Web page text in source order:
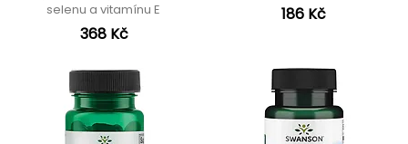
selenu a vitamínu E
368 Kč
186 Kč